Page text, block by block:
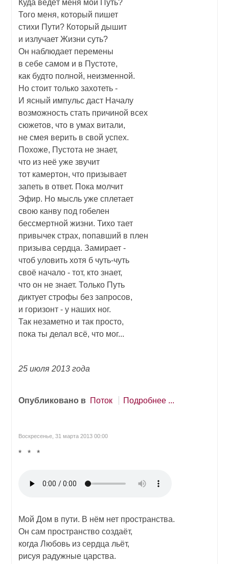
Куда ведёт меня мой Путь?
Того меня, который пишет
стихи Пути? Который дышит
и излучает Жизни суть?
Он наблюдает перемены
в себе самом и в Пустоте,
как будто полной, неизменной.
Но стоит только захотеть -
И ясный импульс даст Началу
возможность стать причиной всех
сюжетов, что в умах витали,
не смея верить в свой успех.
Похоже, Пустота не знает,
что из неё уже звучит
тот камертон, что призывает
запеть в ответ. Пока молчит
Эфир. Но мысль уже сплетает
свою канву под гобелен
бессмертной жизни. Тихо тает
привычек страх, попавший в плен
призыва сердца. Замирает -
чтоб уловить хотя б чуть-чуть
своё начало - тот, кто знает,
что он не знает. Только Путь
диктует строфы без запросов,
и горизонт - у наших ног.
Так незаметно и так просто,
пока ты делал всё, что мог...
25 июля 2013 года
Опубликовано в Поток Подробнее ...
Воскресенье, 31 марта 2013 00:00
* * *
Мой Дом в пути. В нём нет пространства.
Он сам пространство создаёт,
когда Любовь из сердца льёт,
рисуя радужные царства.